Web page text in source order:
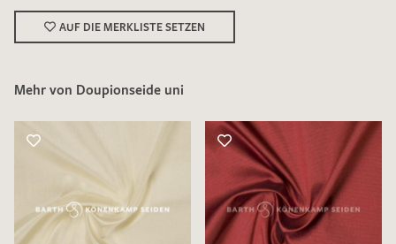
AUF DIE MERKLISTE SETZEN
Mehr von Doupionseide uni